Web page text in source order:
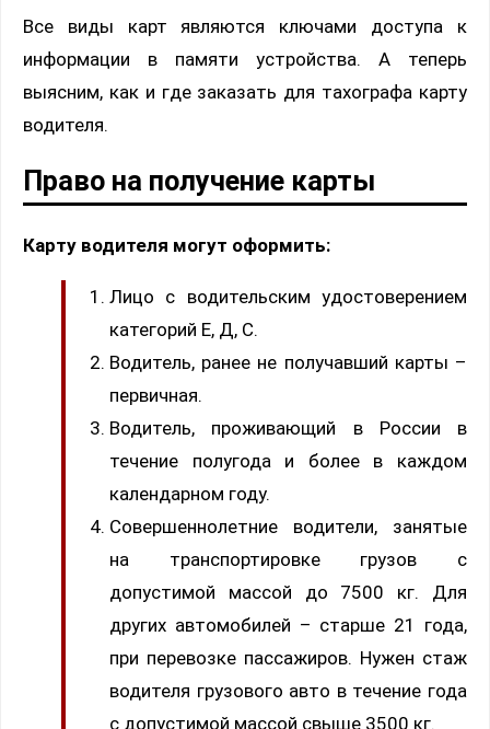
Все виды карт являются ключами доступа к
информации в памяти устройства. А теперь
выясним, как и где заказать для тахографа карту
водителя.
Право на получение карты
Карту водителя могут оформить:
Лицо с водительским удостоверением
категорий Е, Д, С.
Водитель, ранее не получавший карты –
первичная.
Водитель, проживающий в России в
течение полугода и более в каждом
календарном году.
Совершеннолетние водители, занятые
на транспортировке грузов с
допустимой массой до 7500 кг. Для
других автомобилей – старше 21 года,
при перевозке пассажиров. Нужен стаж
водителя грузового авто в течение года
с допустимой массой свыше 3500 кг.